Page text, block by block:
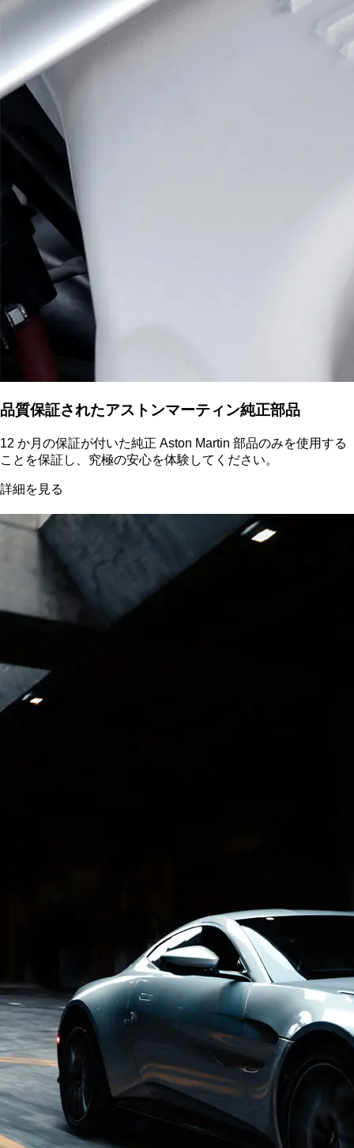
品質保証されたアストンマーティン純正部品
12 か月の保証が付いた純正 Aston Martin 部品のみを使用する
ことを保証し、究極の安心を体験してください。
詳細を見る